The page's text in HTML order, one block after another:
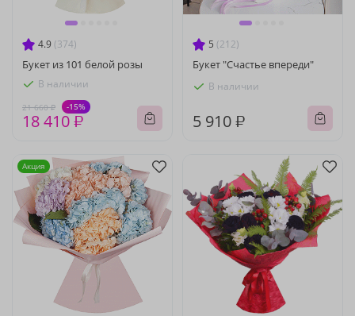
4.9 (374)
Букет из 101 белой розы
В наличии
21 660 ₽ -15%
18 410 ₽
5 (212)
Букет "Счастье впереди"
В наличии
5 910 ₽
Акция